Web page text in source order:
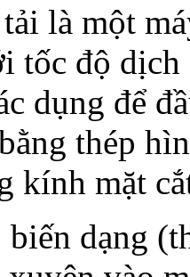
là một
độ dịch
dụng để
thép
kính mặt
dạng